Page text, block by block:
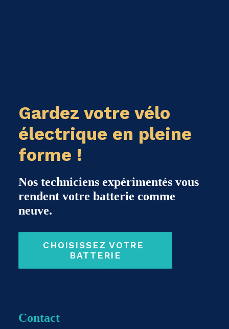
Gardez votre vélo
électrique en pleine
forme !
Nos techniciens expérimentés vous
rendent votre batterie comme
neuve.
CHOISISSEZ VOTRE
BATTERIE
Contact